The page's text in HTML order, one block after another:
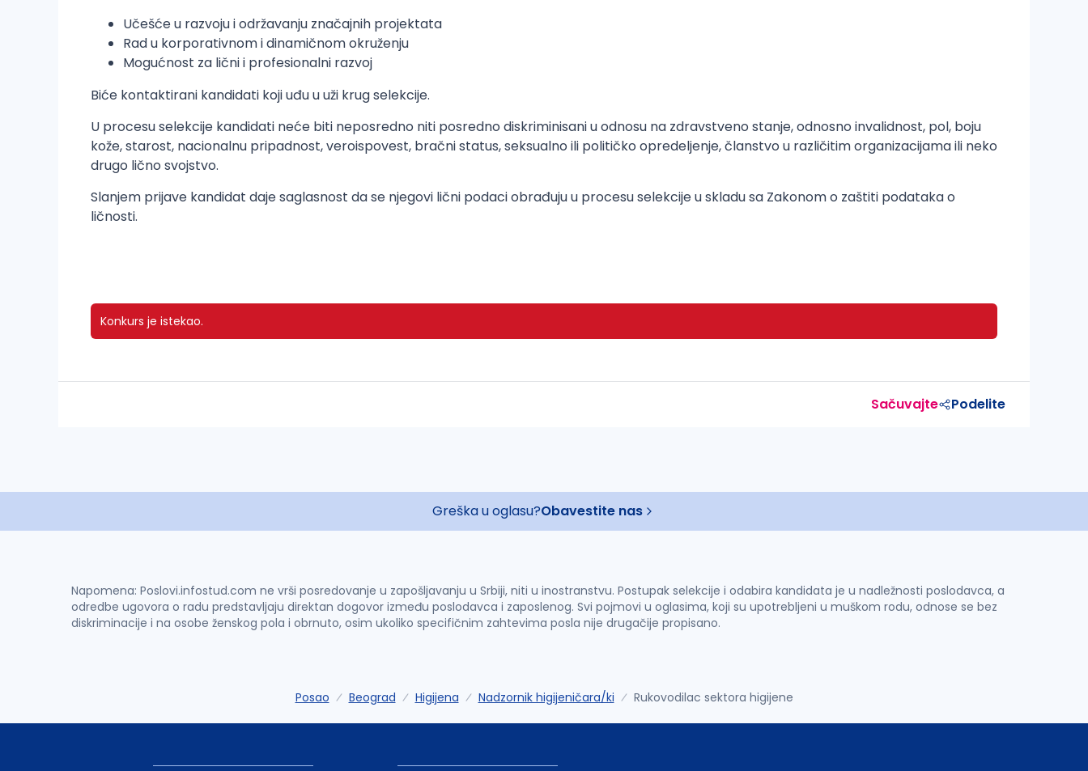
Učešće u razvoju i održavanju značajnih projektata
Rad u korporativnom i dinamičnom okruženju
Mogućnost za lični i profesionalni razvoj
Biće kontaktirani kandidati koji uđu u uži krug selekcije.
U procesu selekcije kandidati neće biti neposredno niti posredno diskriminisani u odnosu na zdravstveno stanje, odnosno invalidnost, pol, boju
kože, starost, nacionalnu pripadnost, veroispovest, bračni status, seksualno ili političko opredeljenje, članstvo u različitim organizacijama ili neko
drugo lično svojstvo.
Slanjem prijave kandidat daje saglasnost da se njegovi lični podaci obrađuju u procesu selekcije u skladu sa Zakonom o zaštiti podataka o
ličnosti.
Konkurs je istekao.
Sačuvajte Podelite
Greška u oglasu?Obavestite nas
Napomena: Poslovi.infostud.com ne vrši posredovanje u zapošljavanju u Srbiji, niti u inostranstvu. Postupak selekcije i odabira kandidata je u nadležnosti poslodavca, a
odredbe ugovora o radu predstavljaju direktan dogovor između poslodavca i zaposlenog. Svi pojmovi u oglasima, koji su upotrebljeni u muškom rodu, odnose se bez
diskriminacije i na osobe ženskog pola i obrnuto, osim ukoliko specifičnim zahtevima posla nije drugačije propisano.
Posao Beograd Higijena Nadzornik higijeničara/ki Rukovodilac sektora higijene